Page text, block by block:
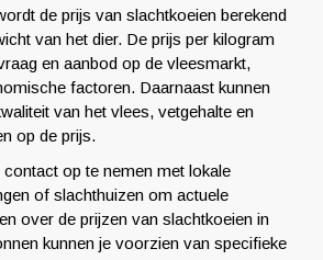
de prijs van slachtkoeien berekend
van het dier. De prijs per kilogram
en aanbod op de vleesmarkt,
factoren. Daarnaast kunnen
van het vlees, vetgehalte en
op de prijs.
op te nemen met lokale
of slachthuizen om actuele
over de prijzen van slachtkoeien in
kunnen je voorzien van specifieke